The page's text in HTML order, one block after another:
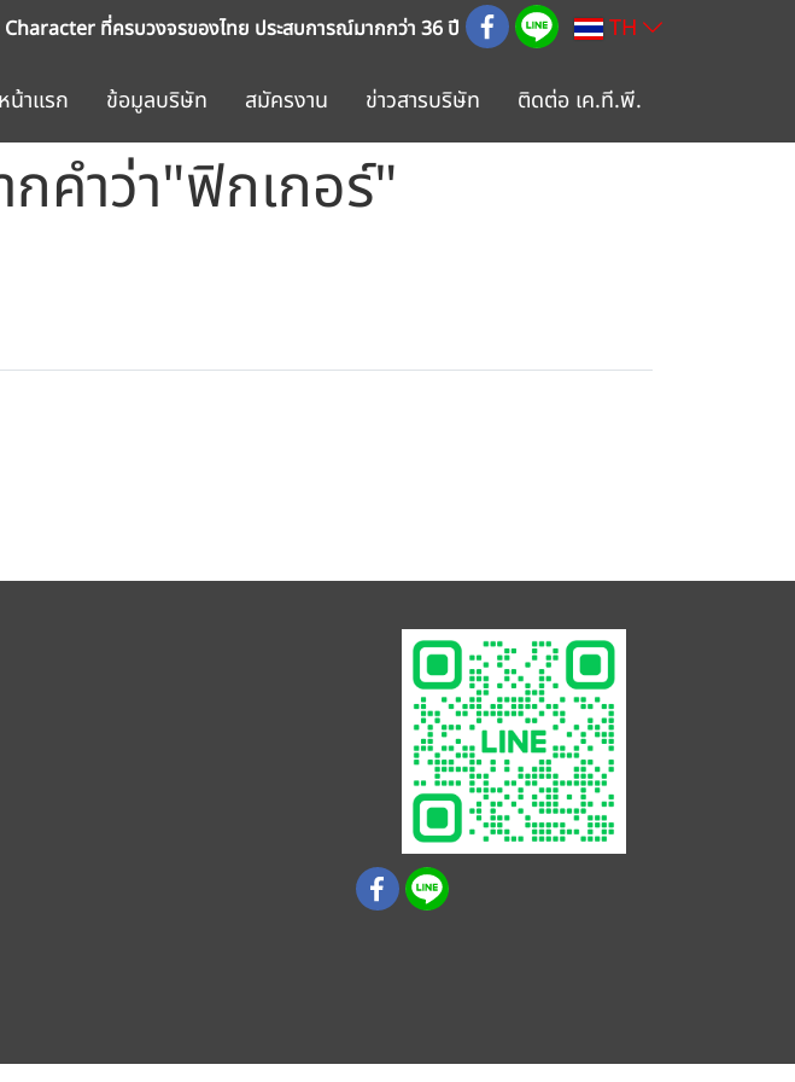
ที่ครบวงจรของไทย ประสบการณ์มากกว่า 36 ปี TH
หน้าแรก ข้อมูลบริษัท สมัครงาน ข่าวสารบริษัท ติดต่อ เค.ที.พี.
คำว่า"ฟิกเกอร์"